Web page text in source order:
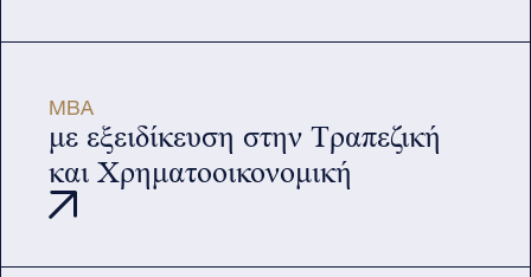
MBA
με εξειδίκευση στην Τραπεζική
και Χρηματοοικονομική